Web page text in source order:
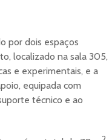
por dois espaços
localizado na sala 305,
e experimentais, e a
equipada com
técnico e ao